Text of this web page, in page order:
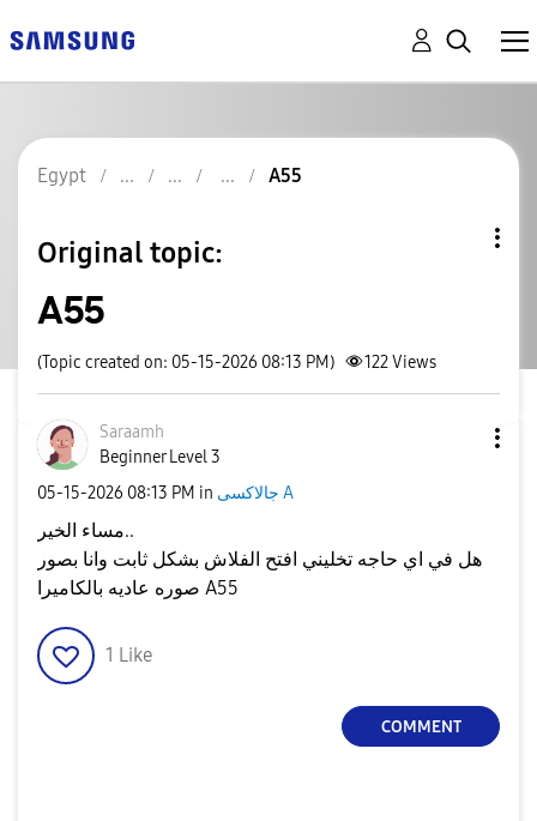
Egypt A55
Original topic:
A55
(Topic created on: 05-15-2026 08:13 PM) 122Views
Saraamh
Beginner Level 3
‎05-15-2026 08:13 PM in جالاكسى A
مساء الخير..
هل في اي حاجه تخليني افتح الفلاش بشكل ثابت وانا بصور
صوره عاديه بالكاميرا A55
1 Like
COMMENT